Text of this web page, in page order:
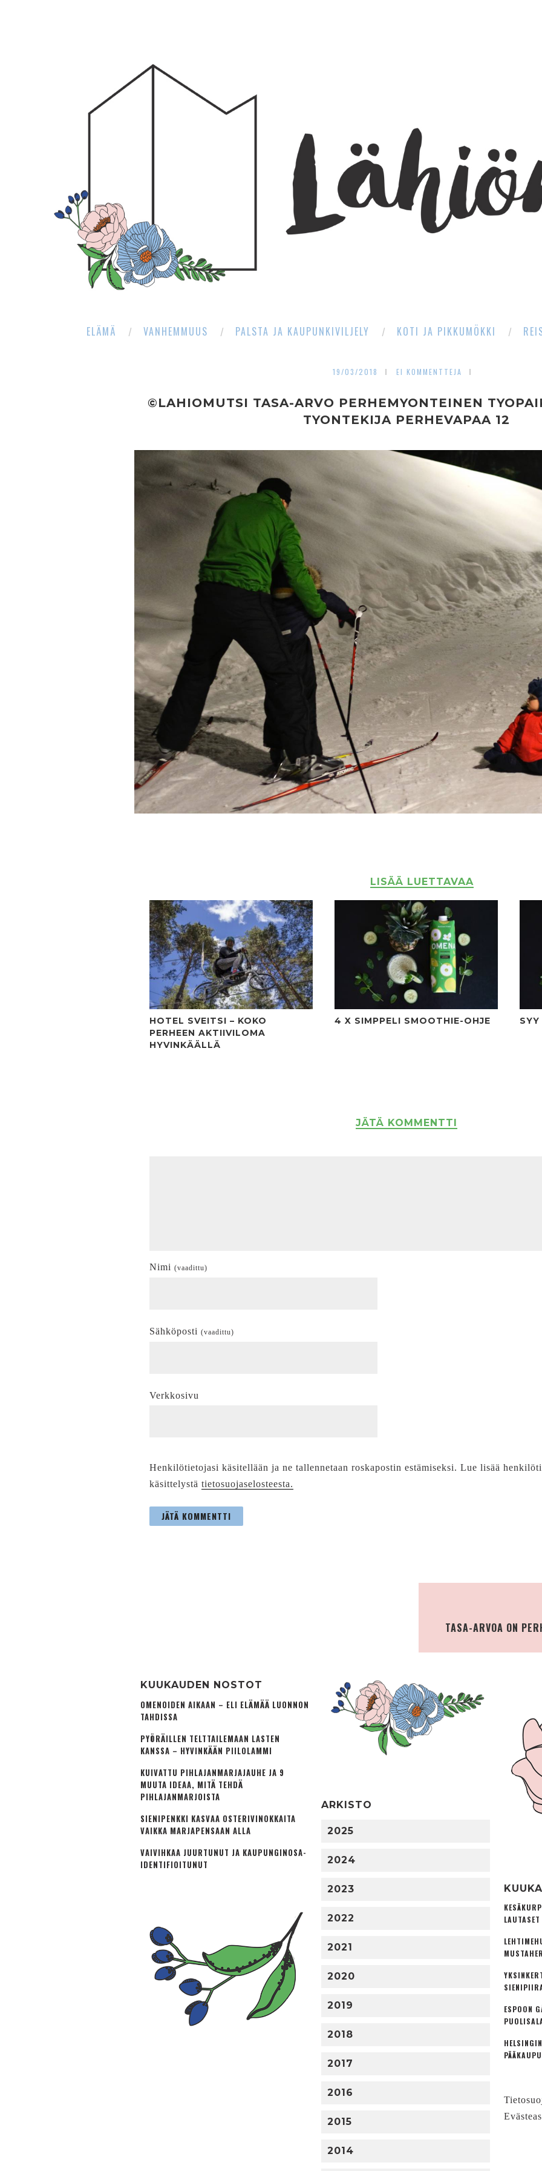
ELÄMÄ VANHEMMUUS PALSTA JA KAUPUNKIVILJELY KOTI JA PIKKUMÖKKI
19/03/2018 EI KOMMENTTEJA
©LAHIOMUTSI TASA-ARVO PERHEMYONTEINEN
TYONTEKIJA PERHEVAPAA 12
LISÄÄ LUETTAVAA
HOTEL SVEITSI – KOKO
PERHEEN AKTIIVILOMA
HYVINKÄÄLLÄ
4 X SIMPPELI SMOOTHIE-OHJE
JÄTÄ KOMMENTTI
Nimi (vaadittu)
Sähköposti (vaadittu)
Verkkosivu
Henkilötietojasi käsitellään ja ne tallennetaan roskapostin estämiseksi. Lue lisää
käsittelystä tietosuojaselosteesta.
TASA-ARVOA ON
KUUKAUDEN NOSTOT
OMENOIDEN AIKAAN – ELI ELÄMÄÄ LUONNON
TAHDISSA
PYÖRÄILLEN TELTTAILEMAAN LASTEN
KANSSA – HYVINKÄÄN PIILOLAMMI
KUIVATTU PIHLAJANMARJAJAUHE JA 9
MUUTA IDEAA, MITÄ TEHDÄ
PIHLAJANMARJOISTA
SIENIPENKKI KASVAA OSTERIVINOKKAITA
VAIKKA MARJAPENSAAN ALLA
VAIVIHKAA JUURTUNUT JA KAUPUNGINOSA­
IDENTIFIOITUNUT
ARKISTO
2025
2024
2023
2022
2021
2020
2019
2018
2017
2016
2015
2014
ESPOON